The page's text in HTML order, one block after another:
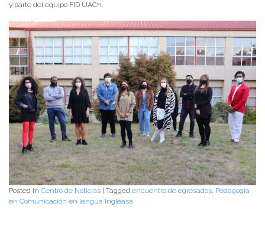
y parte del equipo FID UACh.
Posted in Centro de Noticias | Tagged encuentro de egresados Pedagogia
en Comunicación en lengua Ingleasa